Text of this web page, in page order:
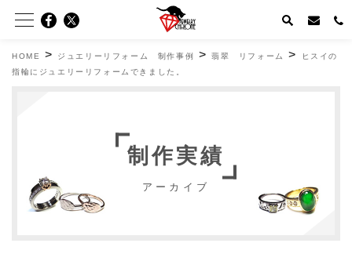
HOME > ジュエリーリフォーム 制作事例 >翡翠 リフォーム >
ヒスイの
指輪にジュエリーリフォームできました。
制作実績
アーカイブ